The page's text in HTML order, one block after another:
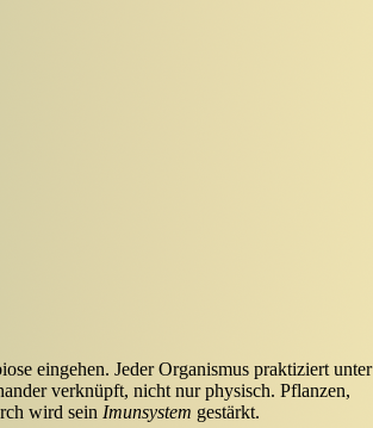
eingehen. Jeder Organismus praktiziert unter
verknüpft, nicht nur physisch. Pflanzen,
wird sein Imunsystem gestärkt.